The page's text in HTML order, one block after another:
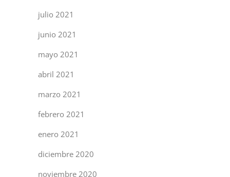
julio 2021
junio 2021
mayo 2021
abril 2021
marzo 2021
febrero 2021
enero 2021
diciembre 2020
noviembre 2020